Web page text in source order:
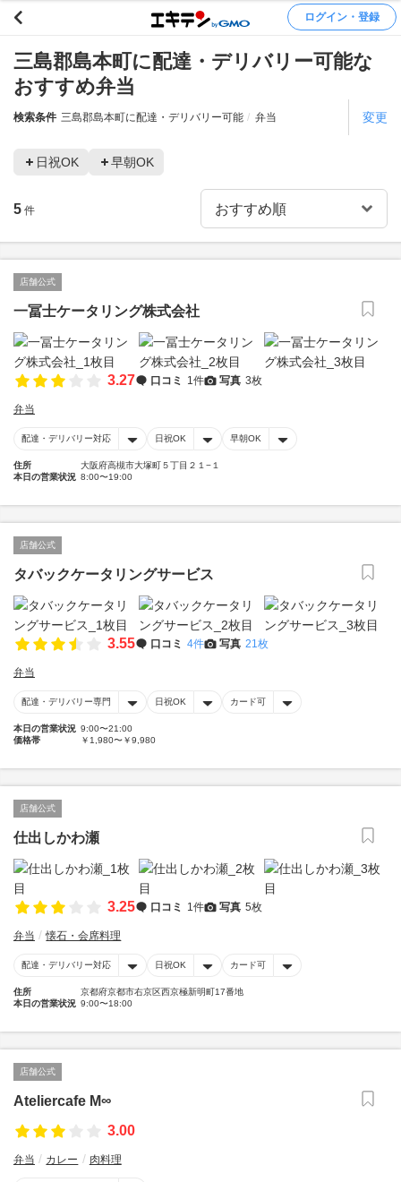
ログイン・登録
三島郡島本町に配達・デリバリー可能な
おすすめ弁当
検索条件 三島郡島本町に配達・デリバリー可能 弁当 変更
日祝OK 早朝OK
5 件
店舗公式
一冨士ケータリング株式会社
3.27 口コミ 1件 写真 3枚
弁当
配達・デリバリー対応 日祝OK 早朝OK
住所
大阪府高槻市大塚町５丁目２１−１
本日の営業状況 8:00〜19:00
店舗公式
タバックケータリングサービス
3.55 口コミ 4件 写真 21枚
弁当
配達・デリバリー専門 日祝OK カード可
本日の営業状況 9:00〜21:00
価格帯
￥1,980〜￥9,980
店舗公式
仕出しかわ瀬
3.25 口コミ 1件 写真 5枚
弁当 懐石・会席料理
配達・デリバリー対応 日祝OK カード可
住所
京都府京都市右京区西京極新明町17番地
本日の営業状況 9:00〜18:00
店舗公式
Ateliercafe M∞
3.00
弁当 カレー 肉料理